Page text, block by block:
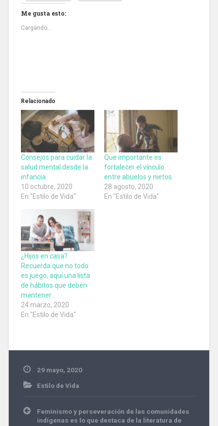
Me gusta esto:
Cargando...
Relacionado
Consejos para cuidar la
salud mental desde la
infancia
10 octubre, 2020
En "Estilo de Vida"
Que importante es
fortalecer el vínculo
entre abuelos y nietos.
28 agosto, 2020
En "Estilo de Vida"
¿Hijos en casa?
Recuerda que no todo
es juego, aquí una lista
de hábitos que deben
mantener.
24 marzo, 2020
En "Estilo de Vida"
29 mayo, 2020
Estilo de Vida
Navegación
de
Feminismo y perseveración de las comunidades
indígenas es lo que destaca de la literatura de